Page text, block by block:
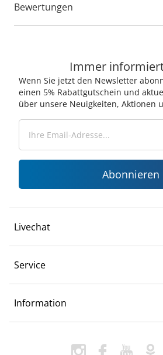
Bewertungen
Immer
Wenn Sie jetzt den Newsletter
einen 5% Rabattgutschein und
über unsere Neuigkeiten, Aktionen
Abonnieren
Livechat
Service
Information